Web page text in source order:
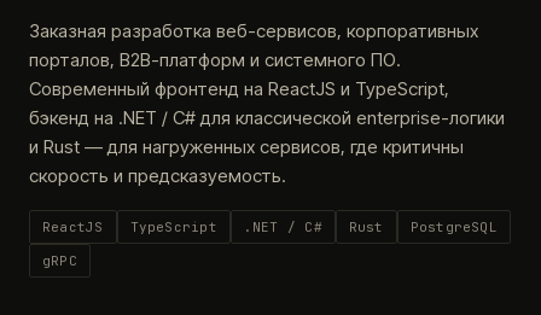
Заказная разработка веб-сервисов, корпоративных
порталов, B2B-платформ и системного ПО.
Современный фронтенд на ReactJS и TypeScript,
бэкенд на .NET / C# для классической enterprise-логики
и Rust — для нагруженных сервисов, где критичны
скорость и предсказуемость.
ReactJS TypeScript .NET / C# Rust
PostgreSQL
gRPC